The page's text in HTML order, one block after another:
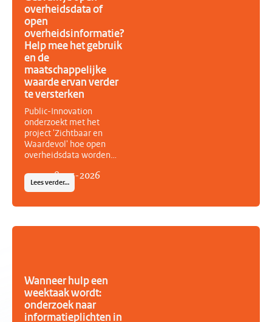
vergroot. Het vernieuwde
nieuwe acties, acht
aangescherpte acties en
kent een sterkere
samenwerking tussen
overheid en
maatschappelijke
organisaties.
08-07-2026
overheidsdata of
open
overheidsinformatie?
Help mee het gebruik
en de
maatschappelijke
waarde ervan verder
te versterken
Public-Innovation
onderzoekt met het
project 'Zichtbaar en
Waardevol' hoe open
overheidsdata worden
maatschappelijke waarde
zij opleveren en wat
ministerie van
Binnenlandse Zaken en
Koninkrijksrelaties in het
kader van het Actieplan
Open Overheid.
Lees verder…
Wanneer hulp een
weektaak wordt:
onderzoek naar
informatieplichten in